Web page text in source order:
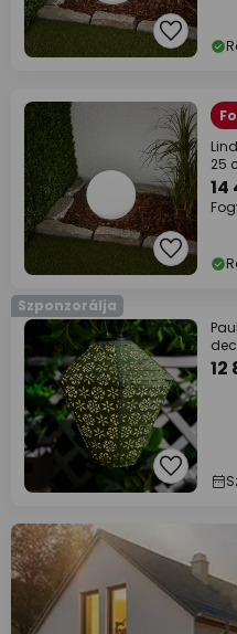
25
14
Szponzorálja
12